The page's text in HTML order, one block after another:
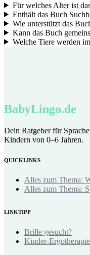
Für welches Alter ist
Enthält das Buch
Wie unterstützt das
Kann das Buch
Welche Tiere werden
BabyLingo.de
Dein Ratgeber für
Kindern von 0–6 Jahren.
QUICKLINKS
Alles zum Thema:
Alles zum Thema:
LINKTIPP
Brille gesucht?
Kinder-